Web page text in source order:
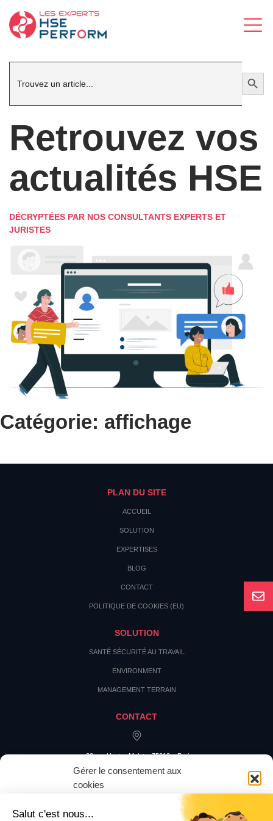
Gérer le consentement aux
cookies
Pour offrir les meilleures expériences, nous utilisons des technologies
Search
Search Button
Retrouvez vos
actualités HSE
DÉCRYPTÉES PAR NOS CONSULTANTS EXPERTS ET
JURISTES
Catégorie: affichage
PLAN DU SITE
ACCUEIL
SOLUTION
EXPERTISES
BLOG
CONTACT
POLITIQUE DE COOKIES (EU)
SOLUTION
SANTÉ SÉCURITÉ AU TRAVAIL
ENVIRONMENT
MANAGEMENT TERRAIN
CONTACT
20 rue Hector Malot – 75012 – Paris